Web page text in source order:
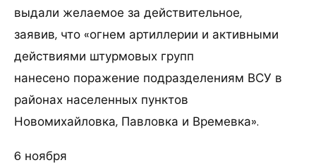
выдали желаемое за действительное,
заявив, что «огнем артиллерии и активными
действиями штурмовых групп
нанесено поражение подразделениям ВСУ в
районах населенных пунктов
Новомихайловка, Павловка и Времевка».
6 ноября